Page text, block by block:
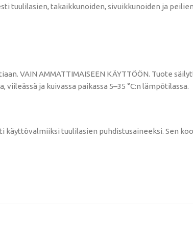
tuulilasien, takaikkunoiden, sivuikkunoiden ja
VAIN AMMATTIMAISEEN KÄYTTÖÖN. Tuote
ja kuivassa paikassa 5–35 °C:n lämpötilassa.
käyttövalmiiksi tuulilasien puhdistusaineeksi. Sen